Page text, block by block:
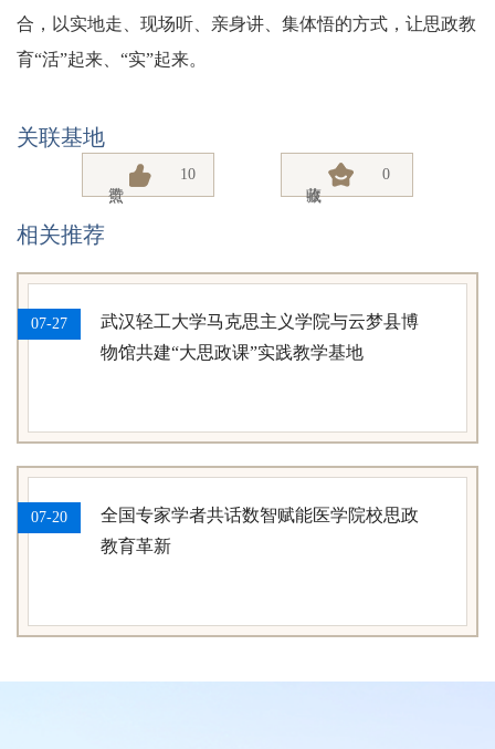
合，以实地走、现场听、亲身讲、集体悟的方式，让思政教
育“活”起来、“实”起来。
关联基地
10 0
相关推荐
07-27
武汉轻工大学马克思主义学院与云梦县博
物馆共建“大思政课”实践教学基地
07-20
全国专家学者共话数智赋能医学院校思政
教育革新